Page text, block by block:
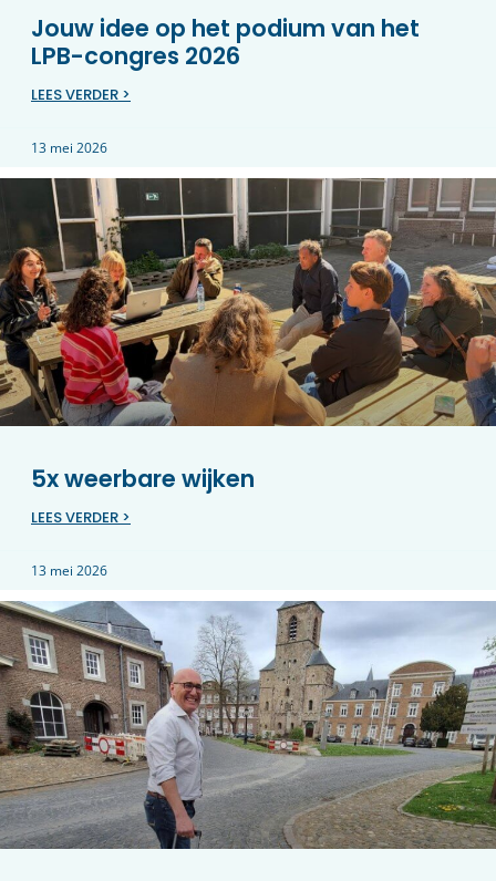
Jouw idee op het podium van het
LPB-congres 2026
LEES VERDER >
13 mei 2026
5x weerbare wijken
LEES VERDER >
13 mei 2026